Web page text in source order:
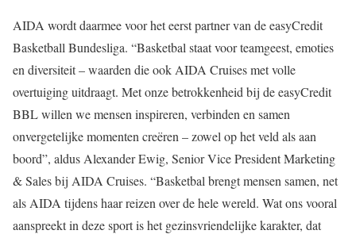
AIDA wordt daarmee voor het eerst partner van de easyCredit
Basketball Bundesliga. “Basketbal staat voor teamgeest, emoties
en diversiteit – waarden die ook AIDA Cruises met volle
overtuiging uitdraagt. Met onze betrokkenheid bij de easyCredit
BBL willen we mensen inspireren, verbinden en samen
onvergetelijke momenten creëren – zowel op het veld als aan
boord”, aldus Alexander Ewig, Senior Vice President Marketing
& Sales bij AIDA Cruises. “Basketbal brengt mensen samen, net
als AIDA tijdens haar reizen over de hele wereld. Wat ons vooral
aanspreekt in deze sport is het gezinsvriendelijke karakter, dat